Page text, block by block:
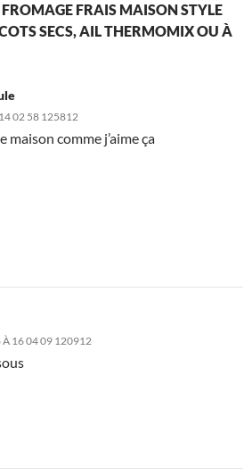
FROMAGE FRAIS MAISON STYLE
SECS, AIL THERMOMIX OU À
02 58 125812
maison comme j’aime ça
À 16 04 09 120912